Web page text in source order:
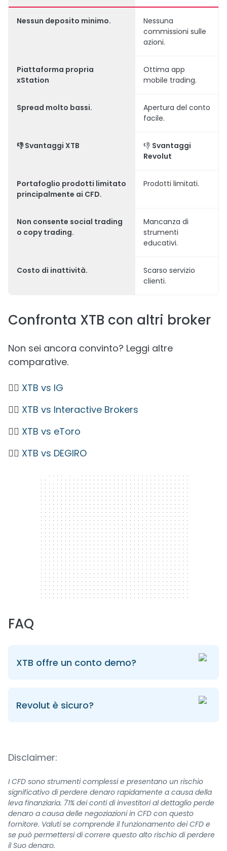
Nessun deposito minimo.
Nessuna
commissioni sulle
azioni.
Piattaforma propria
xStation
Ottima app
mobile trading.
Spread molto bassi.
Apertura del conto
facile.
👎Svantaggi XTB 👎 Svantaggi
Revolut
Portafoglio prodotti limitato
principalmente ai CFD.
Prodotti limitati.
Non consente social trading
o copy trading.
Mancanza di
strumenti
educativi.
Costo di inattività.
Scarso servizio
clienti.
Confronta XTB con altri broker
Non sei ancora convinto? Leggi altre
comparative.
👉🏼 XTB vs IG
👉🏼 XTB vs Interactive Brokers
👉🏼 XTB vs eToro
👉🏼 XTB vs DEGIRO
300 x 250
FAQ
XTB offre un conto demo?
Revolut è sicuro?
Disclaimer:
I CFD sono strumenti complessi e presentano un rischio
significativo di perdere denaro rapidamente a causa della
leva finanziaria. 71% dei conti di investitori al dettaglio perde
denaro a causa delle negoziazioni in CFD con questo
fornitore. Valuti se comprende il funzionamento dei CFD e
se può permettersi di correre questo alto rischio di perdere
il Suo denaro.